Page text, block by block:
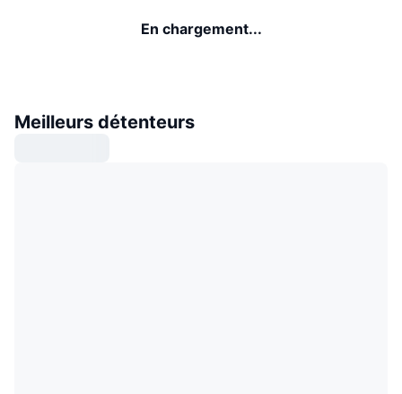
En chargement...
Meilleurs détenteurs